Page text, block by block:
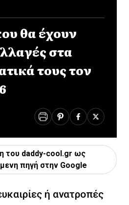
θα έχουν
στα
τους τον
του daddy-cool.gr ως
πηγή στην Google
ή ανατροπές